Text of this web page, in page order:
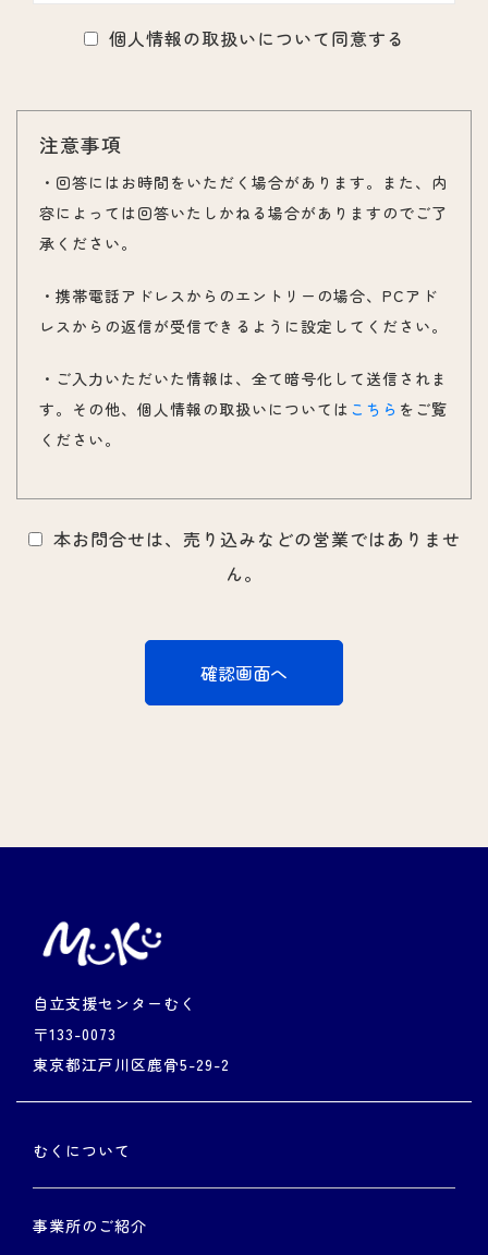
個人に関する情報であって、当該情報に含まれ
る氏名・住所・電話番号・メールアドレスな
ど、当該個人を識別できるものをいいます。
２．利用目的について
当ウェブサイトにおける個人情報の利用目的は
以下の通りです。むくは、ご提供いただいた個
人情報を、下記に定める目的のみに利用し、他
トエントリーに対するご連絡
３．個人情報の取扱いについて
目的の範囲内で利用し、正確かつ最新の内容に
えい等から守るべく、必要かつ適切な安全管理
措置を講じます。全従業員及び役員に対して個
人情報の取扱い方法を周知しています。また、
ある場合を除き、同意を得ることなしに、第三
者に個人情報を提供又は開示することは致しま
５．保有個人情報の開示、訂正、削除につい
て
す。個人情報の利用目的の通知や訂正、追加、
削除、利用の停止、第三者への提供の停止を希
個人情報の取扱いについて同意する
注意事項
・回答にはお時間をいただく場合があります。また、内
容によっては回答いたしかねる場合がありますのでご了
承ください。
・携帯電話アドレスからのエントリーの場合、PCアド
レスからの返信が受信できるように設定してください。
・ご入力いただいた情報は、全て暗号化して送信されま
す。その他、個人情報の取扱いについては こちら をご覧
ください。
本お問合せは、売り込みなどの営業ではありませ
ん。
自立支援センターむく
〒133-0073
東京都江戸川区鹿骨5-29-2
むくについて
事業所のご紹介